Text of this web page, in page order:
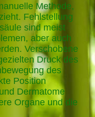
Methode,
Fehlstellung
sind meist
aber auch
Verschobene
Druck des
des
Position
Dermatome
Organe und die